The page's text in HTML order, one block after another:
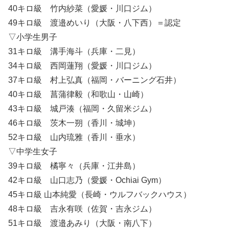
40キロ級 竹内紗菜（愛媛・川口ジム）
49キロ級 渡邉めいり（大阪・八下西）＝認定
▽小学生男子
31キロ級 溝手海斗（兵庫・二見）
34キロ級 西岡蓮翔（愛媛・川口ジム）
37キロ級 村上弘真（福岡・バーニング石井）
40キロ級 菖蒲律毅（和歌山・山崎）
43キロ級 城戸湊（福岡・久留米ジム）
46キロ級 茨木一朔（香川・城坤）
52キロ級 山内琉雅（香川・垂水）
▽中学生女子
39キロ級 橘寧々（兵庫・江井島）
42キロ級 山口志乃（愛媛・Ochiai Gym）
45キロ級 山本純愛（長崎・ウルフバックハウス）
48キロ級 吉永有咲（佐賀・吉永ジム）
51キロ級 渡邉あみり（大阪・南八下）